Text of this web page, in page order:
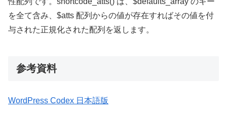
を全て含み、$atts 配列からの値が存在すればその値を付
与された正規化された配列を返します。
参考資料
WordPress Codex 日本語版